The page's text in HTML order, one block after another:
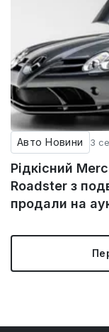
Авто Новини 3
Рідкісний
Roadster з
продали на